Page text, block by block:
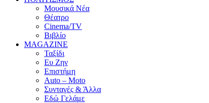
Μουσικά Νέα
Θέατρο
Cinema/TV
Βιβλίο
MAGAZINE
Ταξίδι
Ευ Ζην
Επιστήμη
Auto – Moto
Συνταγές & Άλλα
Εδώ Γελάμε